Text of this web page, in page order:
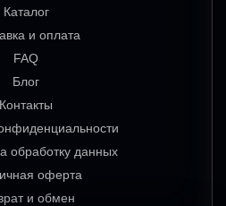
Каталог
и оплата
FAQ
Блог
Контакты
обработку данных
оферта
и обмен